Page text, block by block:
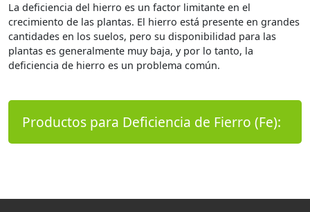
La deficiencia del hierro es un factor limitante en el
crecimiento de las plantas. El hierro está presente en grandes
cantidades en los suelos, pero su disponibilidad para las
plantas es generalmente muy baja, y por lo tanto, la
deficiencia de hierro es un problema común.
Productos para Deficiencia de Fierro (Fe):